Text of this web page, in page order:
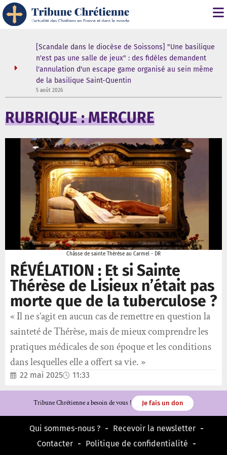
[Scandale dans le diocèse de Soissons] "Une basilique
n'est pas une salle de jeux" : des fidèles demandent
l'annulation d'un escape game organisé au sein même
de la basilique Saint-Quentin
5 août 2026
RUBRIQUE : MERCURE
Châsse de sainte Thérèse au Carmel - DR
RÉVÉLATION : Et si Sainte
Thérèse de Lisieux n’était pas
morte que de la tuberculose ?
« Il ne s’agit en aucun cas de remettre en question la
sainteté de Thérèse, mais de mieux comprendre les
pratiques médicales de son époque et les conditions
dans lesquelles elle a offert sa vie. »
22 mai 2025 11:33
Tribune Chrétienne a besoin de vous ! Je fais un don
Qui sommes-nous ?
Recevoir la newsletter
Contacter
Politique de confidentialité